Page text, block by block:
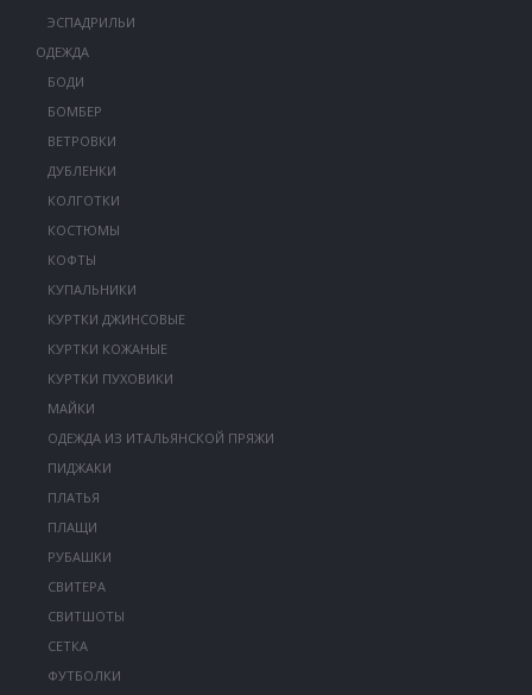
ЭСПАДРИЛЬИ
ОДЕЖДА
БОДИ
БОМБЕР
ВЕТРОВКИ
ДУБЛЕНКИ
КОЛГОТКИ
КОСТЮМЫ
КОФТЫ
КУПАЛЬНИКИ
КУРТКИ ДЖИНСОВЫЕ
КУРТКИ КОЖАНЫЕ
КУРТКИ ПУХОВИКИ
МАЙКИ
ОДЕЖДА ИЗ ИТАЛЬЯНСКОЙ ПРЯЖИ
ПИДЖАКИ
ПЛАТЬЯ
ПЛАЩИ
РУБАШКИ
СВИТЕРА
СВИТШОТЫ
СЕТКА
ФУТБОЛКИ